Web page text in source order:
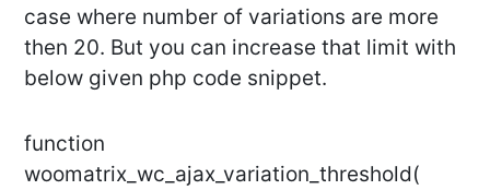
case where number of variations are more
then 20. But you can increase that limit with
below given php code snippet.
function
woomatrix_wc_ajax_variation_threshold(